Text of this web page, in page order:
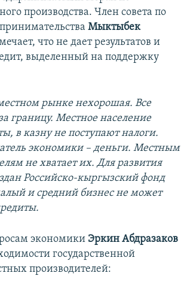
производства. Член совета по
Мыктыбек
что не дает результатов и
выделенный на поддержку
рынке нехорошая. Все
границу. Местное население
в казну не поступают налоги.
экономики – деньги. Местным
не хватаетих. Для развития
Российско-кыргызский фонд
и средний бизнес не может
экономики Эркин Абдразаков
государственной
производителей: